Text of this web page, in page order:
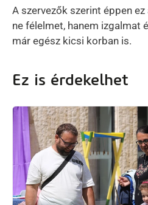
A szervezők szerint éppen
ne félelmet, hanem izgalmat
már egész kicsi korban is.
Ez is érdekelhet